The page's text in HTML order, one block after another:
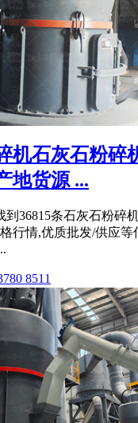
机石灰石粉碎
地货源 ...
到36815条石灰石粉碎
行情,优质批发/供应等
8511